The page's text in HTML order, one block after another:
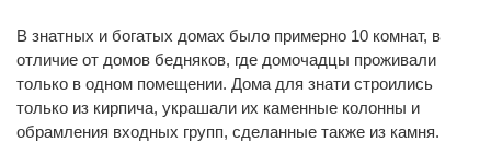
В знатных и богатых домах было примерно 10 комнат, в
отличие от домов бедняков, где домочадцы проживали
только в одном помещении. Дома для знати строились
только из кирпича, украшали их каменные колонны и
обрамления входных групп, сделанные также из камня.